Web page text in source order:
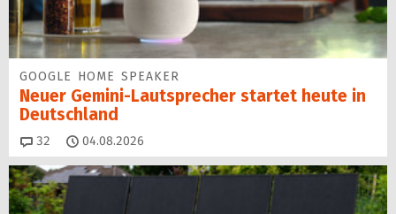
GOOGLE HOME SPEAKER
Neuer Gemini-Laut­spre­cher startet heu­te in
Deutschland
32 Kommentare
04.08.2026